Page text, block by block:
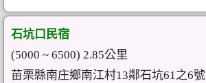
石坑口民宿
(5000 ~ 6500) 2.85公里
苗栗縣南庄鄉南江村13鄰石坑61之6號